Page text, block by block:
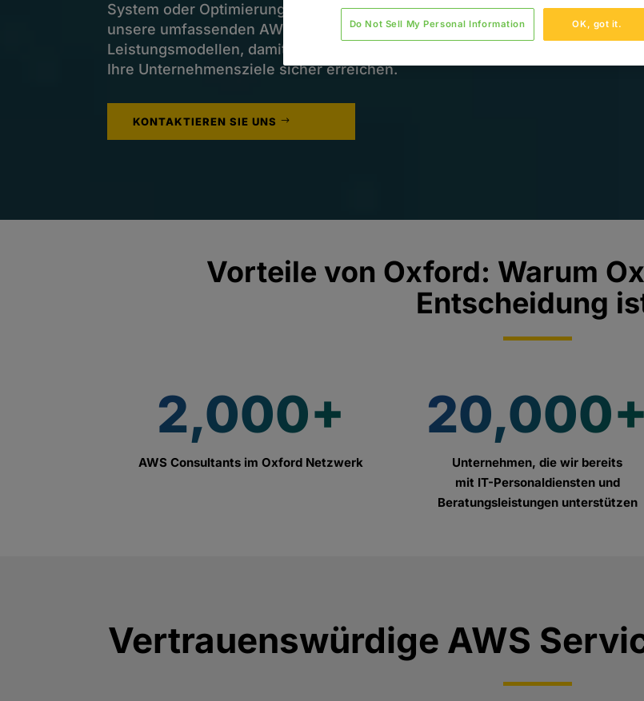
System oder Optimierung der Cloud-Aufwendungen – wir verknüpfen
unsere umfassenden AWS-Kenntnisse mit flexiblen
Leistungsmodellen, damit Sie Ihre Vorhaben schneller umsetzen und
Ihre Unternehmensziele sicher erreichen.
KONTAKTIEREN SIE UNS
Vorteile von Oxford: Warum
Entscheidung
2,000+
AWS Consultants im Oxford Netzwerk
20,000+
Unternehmen, die wir bereits
mit IT-Personaldiensten und
Beratungsleistungen unterstützen
Vertrauenswürdige AWS
OK, got it.
Do Not Sell My Personal Information